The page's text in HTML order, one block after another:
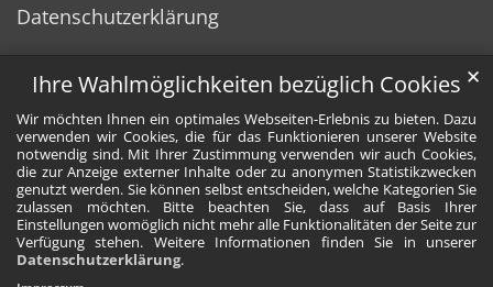
Ihre Wahlmöglichkeiten bezüglich Cookies
Wir möchten Ihnen ein optimales Webseiten-Erlebnis zu bieten. Dazu
verwenden wir Cookies, die für das Funktionieren unserer Website
notwendig sind. Mit Ihrer Zustimmung verwenden wir auch Cookies,
die zur Anzeige externer Inhalte oder zu anonymen Statistikzwecken
genutzt werden. Sie können selbst entscheiden, welche Kategorien Sie
zulassen möchten. Bitte beachten Sie, dass auf Basis Ihrer
Einstellungen womöglich nicht mehr alle Funktionalitäten der Seite zur
Verfügung stehen. Weitere Informationen finden Sie in unserer
Datenschutzerklärung.
✕
Datenschutzerklärung